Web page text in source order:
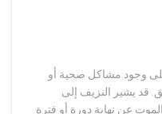
وجود مشاكل صحية أو
قد يشير النزيف إلى
عن نهاية دورة أو فترة